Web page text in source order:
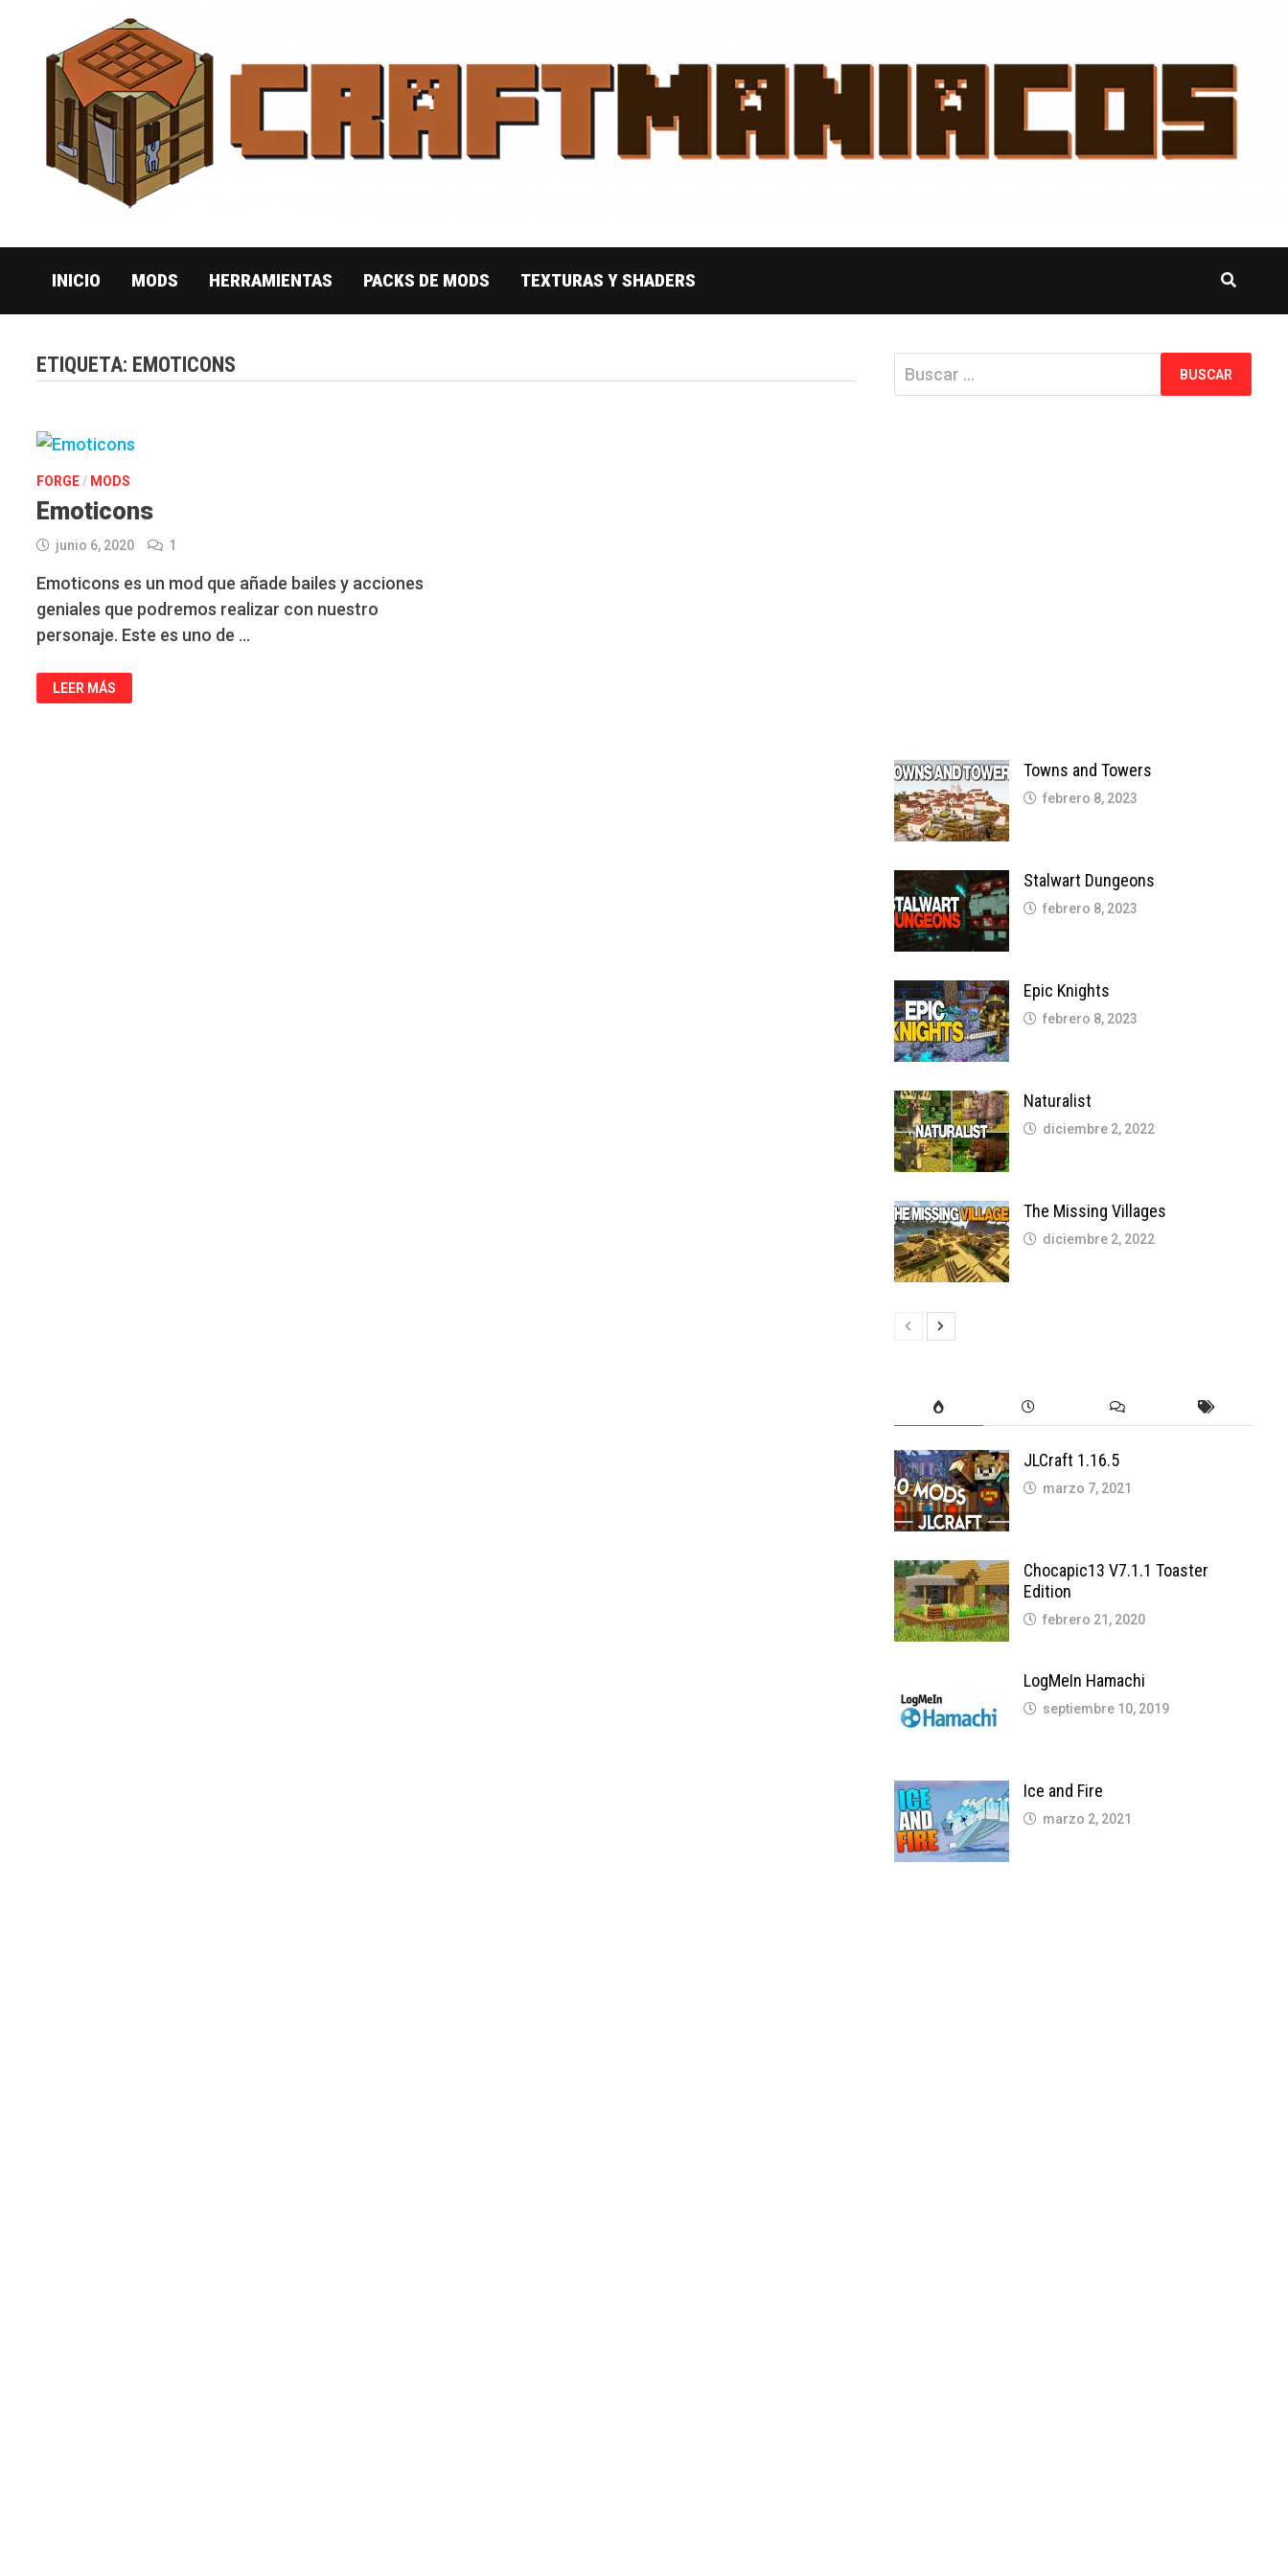
contenido
INICIO MODS HERRAMIENTAS PACKS DE MODS TEXTURAS Y SHADERS
ETIQUETA: EMOTICONS
FORGE / MODS
Emoticons
junio 6, 2020 1
Emoticons es un mod que añade bailes y acciones
geniales que podremos realizar con nuestro
personaje. Este es uno de …
EMOTICONS
LEER MÁS
Buscar:
Towns and Towers
febrero 8, 2023
Stalwart Dungeons
febrero 8, 2023
Epic Knights
febrero 8, 2023
Naturalist
diciembre 2, 2022
The Missing Villages
diciembre 2, 2022
JLCraft 1.16.5
marzo 7, 2021
Chocapic13 V7.1.1 Toaster
Edition
febrero 21, 2020
LogMeIn Hamachi
septiembre 10, 2019
Ice and Fire
marzo 2, 2021